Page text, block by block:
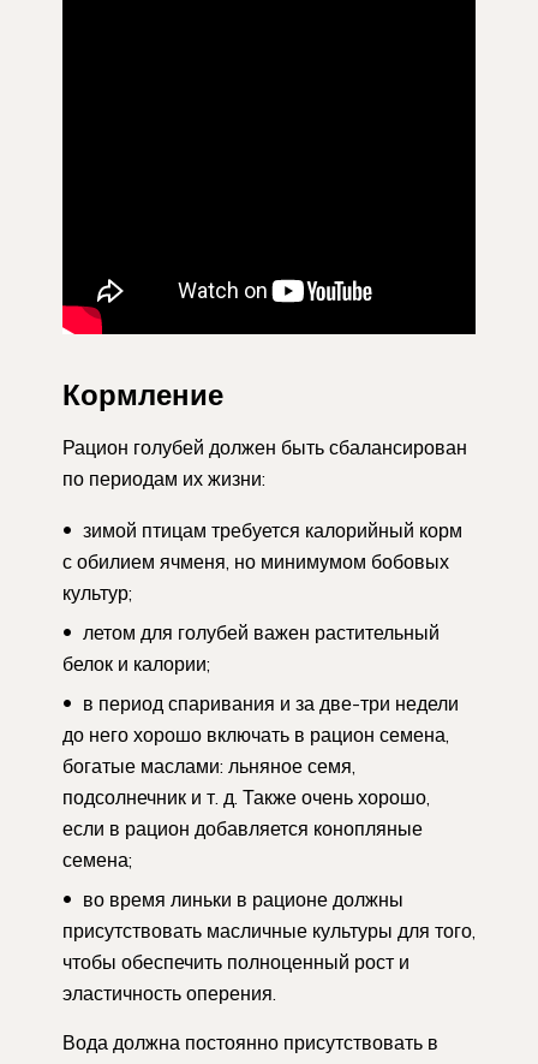
Кормление
Рацион голубей должен быть сбалансирован
по периодам их жизни:
зимой птицам требуется калорийный корм
с обилием ячменя, но минимумом бобовых
культур;
летом для голубей важен растительный
белок и калории;
в период спаривания и за две-три недели
до него хорошо включать в рацион семена,
богатые маслами: льняное семя,
подсолнечник и т. д. Также очень хорошо,
если в рацион добавляется конопляные
семена;
во время линьки в рационе должны
присутствовать масличные культуры для того,
чтобы обеспечить полноценный рост и
эластичность оперения.
Вода должна постоянно присутствовать в